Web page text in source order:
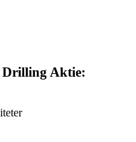
Drilling Aktie: